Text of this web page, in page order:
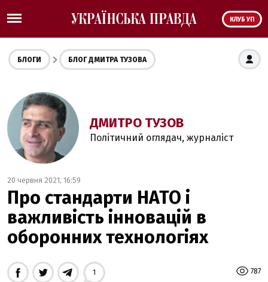
КЛУБ УП
БЛОГИ БЛОГ ДМИТРА ТУЗОВА
ДМИТРО ТУЗОВ
Політичний оглядач, журналіст
20 червня 2021, 16:59
Про стандарти НАТО і
важливість інновацій в
оборонних технологіях
787
1